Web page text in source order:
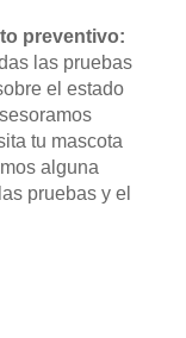
preventivo:
las pruebas
el estado
tu mascota
alguna
pruebas y el